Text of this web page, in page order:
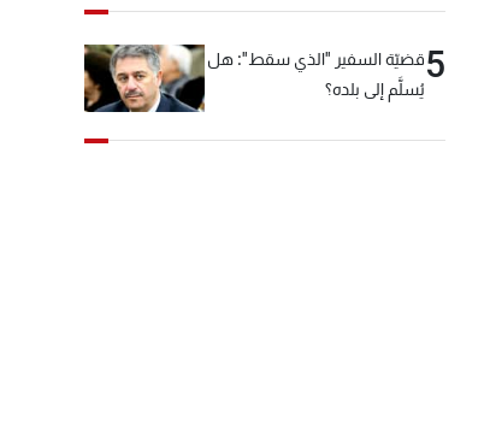
5قضيّة السفير "الذي سقط": هل
يُسلَّم إلى بلده؟